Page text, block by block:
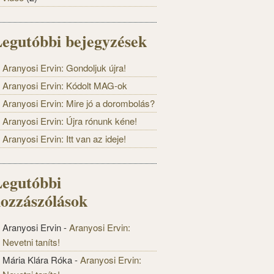
bejegyzések
Aranyosi Ervin: Gondoljuk újra!
Aranyosi Ervin: Kódolt MAG-ok
Aranyosi Ervin: Mire jó a dorombolás?
Aranyosi Ervin: Újra rónunk kéne!
Aranyosi Ervin: Itt van az ideje!
Aranyosi Ervin-Aranyosi Ervin:
Nevetni taníts!
Mária Klára Róka-Aranyosi Ervin: